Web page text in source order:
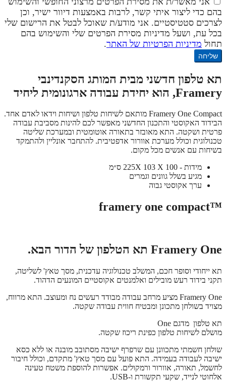
בהם כדי ליצור איתי קשר, לרבות באמצעות דיוור ישיר, וכן
לצרכים סטטיסטיים. אני מודע/ת שאוכל לבטל את הרישום שלי
בכל עת, ושעל מדיניות מסירת הפרטים שלי והשימוש בהם
תחול מדיניות הפרטיות של האתר.
שליחה
תא טלפון חדשני מבית המותג הסקנדינבי
Framery, הוא יחידת עבודה ארגונומית ליחיד
Framery One Compact מותאם לשיחות טלפון ושיחות וידאו לאדם אחד.
הבידוד האקוסטי והתכנון החדשני מאפשר לכם להינות מסביבת עבודה
פרטית ושקטה. התא מאובזר בתאורה אוטומטית ובמערכת שליטה
טכנולוגית וכולל מערכת אוורור אדפטיבית. להתחבר אונליין ולהתמקד
בשיחות עם אנשים מכל מקום.
מידות - 225X 103 X 100 ס״מ
מגיע בשלל גוונים וגמרים
ערך אקוסטי גבוה
™framery one compact
Framery One תא הטלפון של הדור הבא.
תא ייחודי וסופר חכם, המשלב טכנולוגיה עדכנית, מסך טאץ' לשליטה,
תקני בידוד רעש מובילים ואלמנטים אקוסטיים המונעים הדהוד.
Framery One מציע מרחב עבודה מבודד רעשים נח ומעוצב. התא מרווח,
מצויד בשולחן מתכונן ומבטיח חווית עבודה שקטה.
תא טלפון מדגם One
מושלם לשיחות טלפון כפינת ריכוז שקטה.
שולחן חשמתי מתכוונן עם שרפרף ישיבה מסתובב מובנה או ללא כסא
ישיבה לעבודה בעמידה. התא פועל עם מסך טאץ' מתקדם, וכולל חיבור
לחשמל, תאורה, אוורור ורמקולים. אפשרות להוספת משטח טעינה
אלחוטי לנייד, שקעי תקשורת ו-USB.